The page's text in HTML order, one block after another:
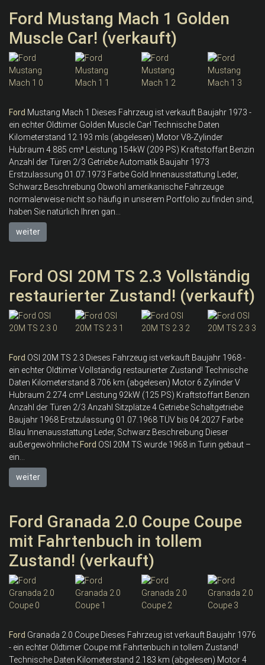
Ford Mustang Mach 1 Golden
Muscle Car! (verkauft)
Ford Mustang Mach 1 Dieses Fahrzeug ist verkauft Baujahr 1973 -
ein echter Oldtimer Golden Muscle Car! Technische Daten
Kilometerstand 12.193 mls (abgelesen) Motor V8-Zylinder
Hubraum 4.885 cm³ Leistung 154kW (209 PS) Kraftstoffart Benzin
Anzahl der Türen 2/3 Getriebe Automatik Baujahr 1973
Erstzulassung 01.07.1973 Farbe Gold Innenausstattung Leder,
Schwarz Beschreibung Obwohl amerikanische Fahrzeuge
normalerweise nicht so häufig in unserem Portfolio zu finden sind,
haben Sie natürlich Ihren gan...
weiter
Ford OSI 20M TS 2.3 Vollständig
restaurierter Zustand! (verkauft)
Ford OSI 20M TS 2.3 Dieses Fahrzeug ist verkauft Baujahr 1968 -
ein echter Oldtimer Vollständig restaurierter Zustand! Technische
Daten Kilometerstand 8.706 km (abgelesen) Motor 6 Zylinder V
Hubraum 2.274 cm³ Leistung 92kW (125 PS) Kraftstoffart Benzin
Anzahl der Türen 2/3 Anzahl Sitzplätze 4 Getriebe Schaltgetriebe
Baujahr 1968 Erstzulassung 01.07.1968 TÜV bis 04.2027 Farbe
Blau Innenausstattung Leder, Schwarz Beschreibung Dieser
außergewöhnliche Ford OSI 20M TS wurde 1968 in Turin gebaut –
ein...
weiter
Ford Granada 2.0 Coupe Coupe
mit Fahrtenbuch in tollem
Zustand! (verkauft)
Ford Granada 2.0 Coupe Dieses Fahrzeug ist verkauft Baujahr 1976
- ein echter Oldtimer Coupe mit Fahrtenbuch in tollem Zustand!
Technische Daten Kilometerstand 2.183 km (abgelesen) Motor 4